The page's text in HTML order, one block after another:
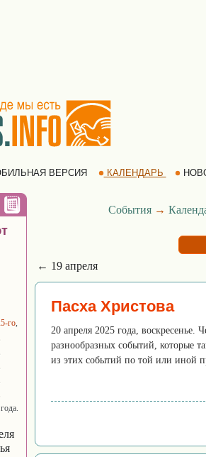
ВЕРСИЯ КАЛЕНДАРЬ
го,
года.
События→
← 19 апреля
Пасха Христова
20 апреля 2025 года, воскресенье.
разнообразных событий, которые
из этих событий по той или иной